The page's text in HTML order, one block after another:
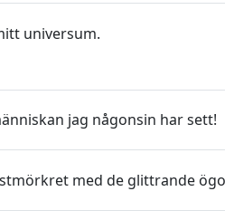
universum.
jag någonsin har sett!
med de glittrande